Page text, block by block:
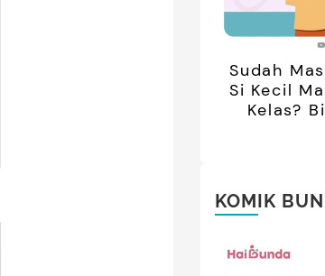
Sudah
Si Kecil
Kelas?
KOMIK